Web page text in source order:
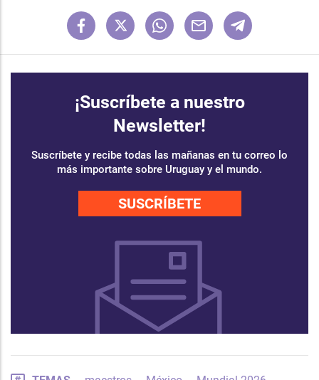
¡Suscríbete a nuestro
Newsletter!
Suscríbete y recibe todas las mañanas en tu correo lo
más importante sobre Uruguay y el mundo.
SUSCRÍBETE